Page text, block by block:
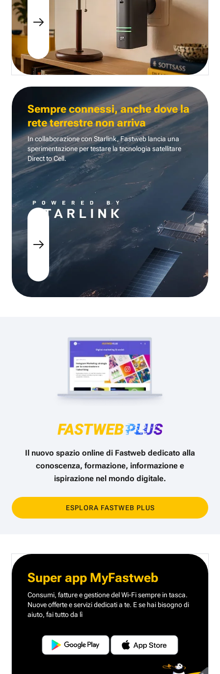
Sempre connessi, anche dove la
rete terrestre non arriva
In collaborazione con Starlink, Fastweb lancia una
sperimentazione per testare la tecnologia satellitare
Direct to Cell.
Il nuovo spazio online di Fastweb dedicato alla
conoscenza, formazione, informazione e
ispirazione nel mondo digitale.
ESPLORA FASTWEB PLUS
Super app MyFastweb
Consumi, fatture e gestione del Wi-Fi sempre in tasca.
Nuove offerte e servizi dedicati a te. E se hai bisogno di
aiuto, fai tutto da lì